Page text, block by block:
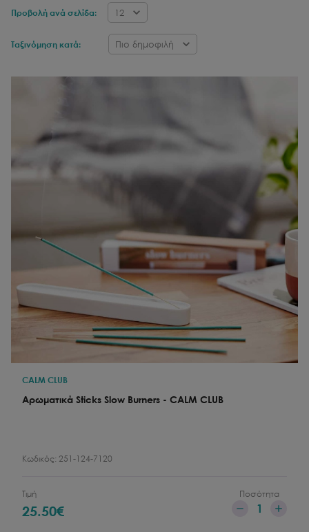
Προβολή ανά σελίδα: 12
Ταξινόμηση κατά: Πιο δημοφιλή
CALM CLUB
Αρωματικά Sticks Slow Burners - CALM CLUB
Κωδικός: 251-124-7120
Τιμή
25.50€
Ποσότητα
1